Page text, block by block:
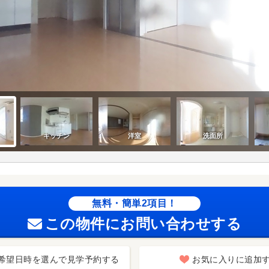
無料・簡単2項目！
この物件にお問い合わせする
望日時を選んで見学予約する お気に入りに追加